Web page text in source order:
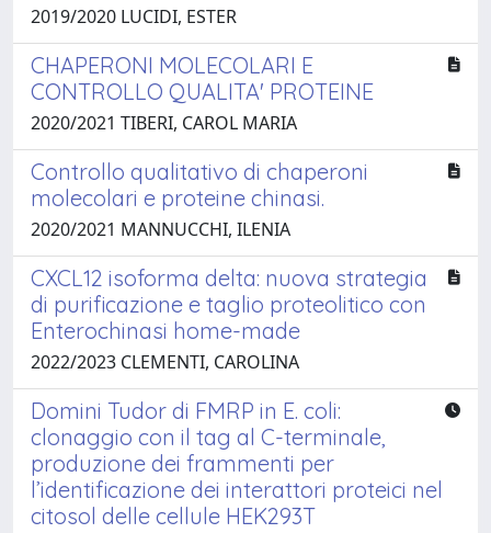
2019/2020 LUCIDI, ESTER
CHAPERONI MOLECOLARI E
CONTROLLO QUALITA' PROTEINE
2020/2021 TIBERI, CAROL MARIA
Controllo qualitativo di chaperoni
molecolari e proteine chinasi.
2020/2021 MANNUCCHI, ILENIA
CXCL12 isoforma delta: nuova strategia
di purificazione e taglio proteolitico con
Enterochinasi home-made
2022/2023 CLEMENTI, CAROLINA
Domini Tudor di FMRP in E. coli:
clonaggio con il tag al C-terminale,
produzione dei frammenti per
l’identificazione dei interattori proteici nel
citosol delle cellule HEK293T